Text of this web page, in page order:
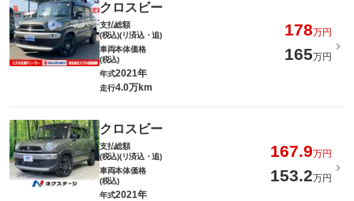
クロスビー
支払総額
(税込)(リ済込・追)
178万円
車両本体価格
(税込)
165万円
年式2021年
走行4.0万km
クロスビー
支払総額
(税込)(リ済込・追)
167.9万円
車両本体価格
(税込)
153.2万円
年式2021年